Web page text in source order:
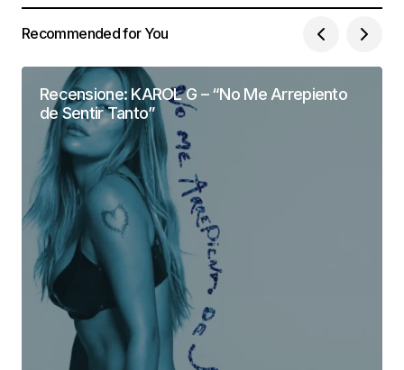
Recommended for You
Recensione: KAROL G – “No Me Arrepiento
de Sentir Tanto”